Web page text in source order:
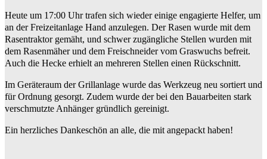
Heute um 17:00 Uhr trafen sich wieder einige engagierte Helfer, um
an der Freizeitanlage Hand anzulegen. Der Rasen wurde mit dem
Rasentraktor gemäht, und schwer zugängliche Stellen wurden mit
dem Rasenmäher und dem Freischneider vom Graswuchs befreit.
Auch die Hecke erhielt an mehreren Stellen einen Rückschnitt.
Im Geräteraum der Grillanlage wurde das Werkzeug neu sortiert und
für Ordnung gesorgt. Zudem wurde der bei den Bauarbeiten stark
verschmutzte Anhänger gründlich gereinigt.
Ein herzliches Dankeschön an alle, die mit angepackt haben!